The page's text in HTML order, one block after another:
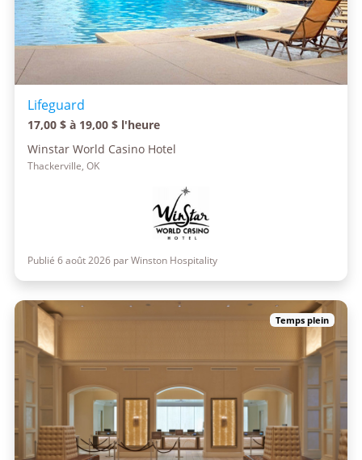
Lifeguard
17,00 $ à 19,00 $ l'heure
Winstar World Casino Hotel
Thackerville, OK
Publié 6 août 2026 par Winston Hospitality
Temps plein